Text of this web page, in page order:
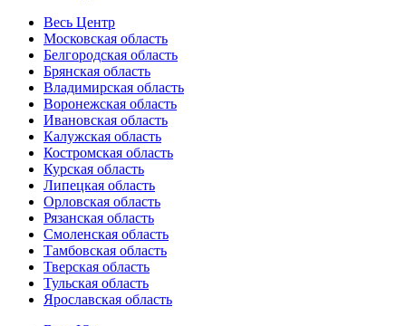
Весь Центр
Московская область
Белгородская область
Брянская область
Владимирская область
Воронежская область
Ивановская область
Калужская область
Костромская область
Курская область
Липецкая область
Орловская область
Рязанская область
Смоленская область
Тамбовская область
Тверская область
Тульская область
Ярославская область